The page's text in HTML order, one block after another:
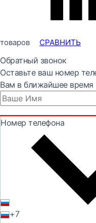
товаров
СРАВНИТЬ
Обратный звонок
Оставьте ваш номер
Вам в ближайшее время
Номер телефона
+7